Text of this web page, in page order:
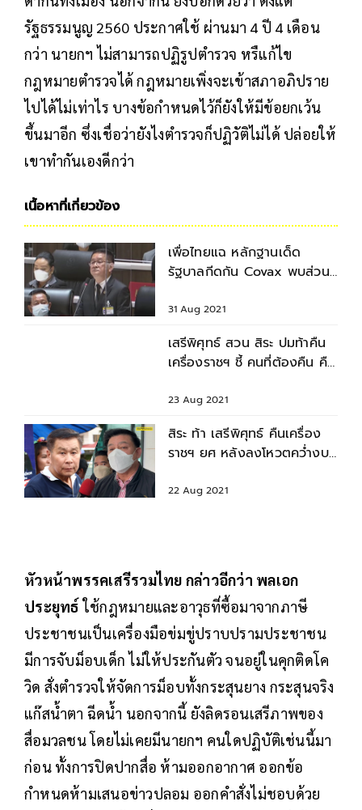
รัฐธรรมนูญ 2560 ประกาศใช้ ผ่านมา 4 ปี 4 เดือน
กว่า นายกฯ ไม่สามารถปฏิรูปตำรวจ หรืแก้ไข
กฎหมายตำรวจได้ กฎหมายเพิ่งจะเข้าสภาอภิปราย
ไปได้ไม่เท่าไร บางข้อกำหนดไว้ก็ยังให้มีข้อยกเว้น
ขึ้นมาอีก ซึ่งเชื่อว่ายังไงตำรวจก็ปฏิวัติไม่ได้ ปล่อยให้
เขาทำกันเองดีกว่า
เนื้อหาที่เกี่ยวข้อง
เพื่อไทยแฉ หลักฐานเด็ด
รัฐบาลกีดกัน Covax พบส่วน
31 Aug 2021
เสรีพิศุทธ์ สวน สิระ ปมท้าคืน
เครื่องราชฯ ชี้ คนที่ต้องคืน คือ
23 Aug 2021
สิระ ท้า เสรีพิศุทธ์ คืนเครื่อง
ราชฯ ยศ หลังลงโหวตคว่ำงบฯ
22 Aug 2021
หัวหน้าพรรคเสรีรวมไทย กล่าวอีกว่า พลเอก
ประยุทธ์ ใช้กฎหมายและอาวุธที่ซื้อมาจากภาษี
ประชาชนเป็นเครื่องมือข่มขู่ปราบปรามประชาชน
มีการจับม็อบเด็ก ไม่ให้ประกันตัว จนอยู่ในคุกติดโค
วิด สั่งตำรวจให้จัดการม็อบทั้งกระสุนยาง กระสุนจริง
แก๊สน้ำตา ฉีดน้ำ นอกจากนี้ ยังลิดรอนเสรีภาพของ
สื่อมวลชน โดยไม่เคยมีนายกฯ คนใดปฏิบัติเช่นนี้มา
ก่อน ทั้งการปิดปากสื่อ ห้ามออกอากาศ ออกข้อ
กำหนดห้ามเสนอข่าวปลอม ออกคำสั่งไม่ชอบด้วย